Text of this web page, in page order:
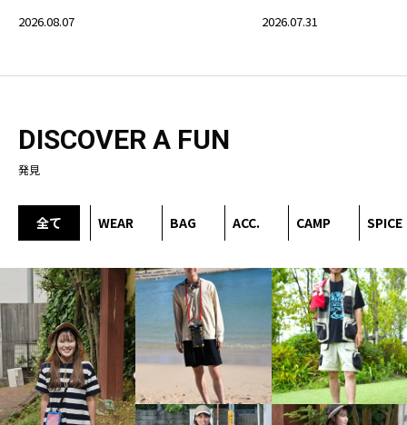
2026.08.07 2026.07.31
DISCOVER A FUN
発見
全て WEAR BAG ACC. CAMP SPICE